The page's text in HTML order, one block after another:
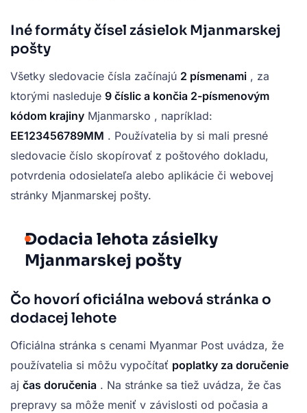
Iné formáty čísel zásielok Mjanmarskej
pošty
Všetky sledovacie čísla začínajú 2 písmenami , za
ktorými nasleduje 9 číslic a končia 2-písmenovým
kódom krajiny Mjanmarsko , napríklad:
EE123456789MM . Používatelia by si mali presné
sledovacie číslo skopírovať z poštového dokladu,
potvrdenia odosielateľa alebo aplikácie či webovej
stránky Mjanmarskej pošty.
Dodacia lehota zásielky
Mjanmarskej pošty
Čo hovorí oficiálna webová stránka o
dodacej lehote
Oficiálna stránka s cenami Myanmar Post uvádza, že
používatelia si môžu vypočítať poplatky za doručenie
aj čas doručenia . Na stránke sa tiež uvádza, že čas
prepravy sa môže meniť v závislosti od počasia a